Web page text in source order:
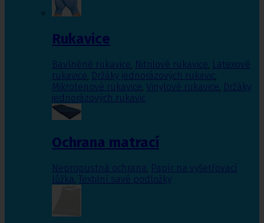
Rukavice
Bavlněné rukavice, Nitrilové rukavice, Latexové
rukavice, Držáky jednorázových rukavic,
Mikrotenové rukavice, Vinylové rukavice, Držáky
jednorázových rukavic
Ochrana matrací
Nepropustná ochrana, Papír na vyšetřovací
lůžka, Textilní savé podložky